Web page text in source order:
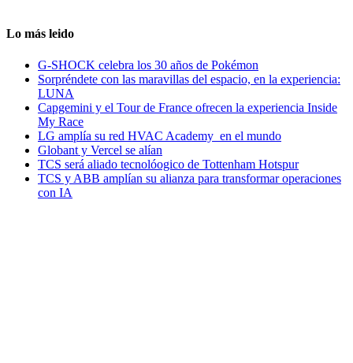
Lo más leido
G-SHOCK celebra los 30 años de Pokémon
Sorpréndete con las maravillas del espacio, en la experiencia:
LUNA
Capgemini y el Tour de France ofrecen la experiencia Inside
My Race
LG amplía su red HVAC Academy en el mundo
Globant y Vercel se alían
TCS será aliado tecnolóogico de Tottenham Hotspur
TCS y ABB amplían su alianza para transformar operaciones
con IA